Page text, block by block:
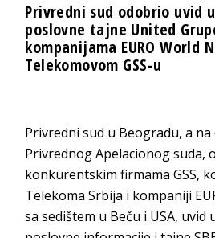
Privredni sud odobrio uvid
poslovne tajne United
kompanijama EURO World
Telekomovom GSS-u
Privredni sud u Beogradu, a
Privrednog Apelacionog suda,
konkurentskim firmama GSS,
Telekoma Srbija i kompaniji
sa sedištem u Beču i USA, uvid